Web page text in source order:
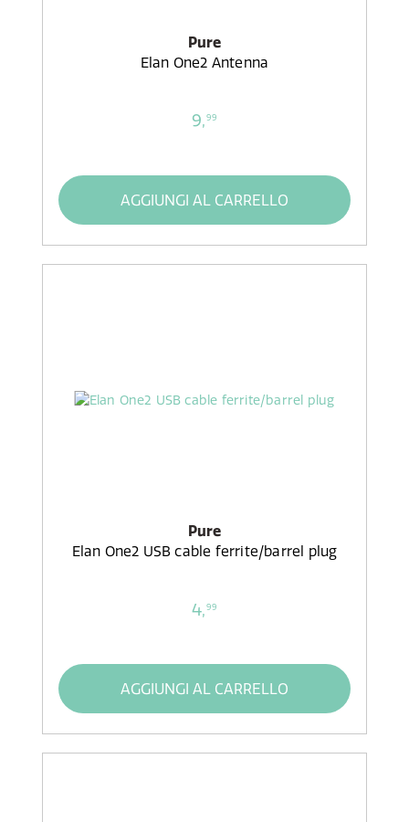
Pure
Elan One2 Antenna
9,99
AGGIUNGI AL CARRELLO
Pure
Elan One2 USB cable ferrite/barrel plug
4,99
AGGIUNGI AL CARRELLO